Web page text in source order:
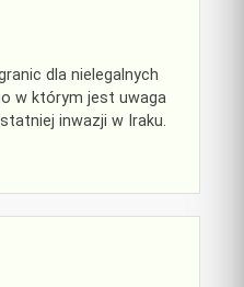
dla nielegalnych
w którym jest uwaga
inwazji w Iraku.